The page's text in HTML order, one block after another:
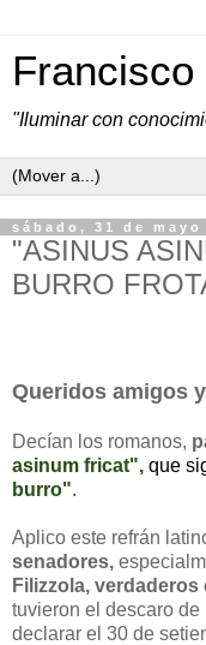
"Iluminar con
sábado, 31 de mayo
"ASINUS
BURRO
Queridos amigos
Decían los romanos,
asinum fricat", que
burro".
Aplico este refrán
senadores,
Filizzola,
tuvieron el descaro
declarar el 30 de